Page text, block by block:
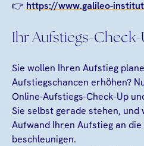
👉 https://www.galileo-
Ihr Aufstiegs-Check-
Sie wollen Ihren Aufstieg
Aufstiegschancen erhöhen?
Online-Aufstiegs-Check-Up
Sie selbst gerade stehen, und
Aufwand Ihren Aufstieg an
beschleunigen.